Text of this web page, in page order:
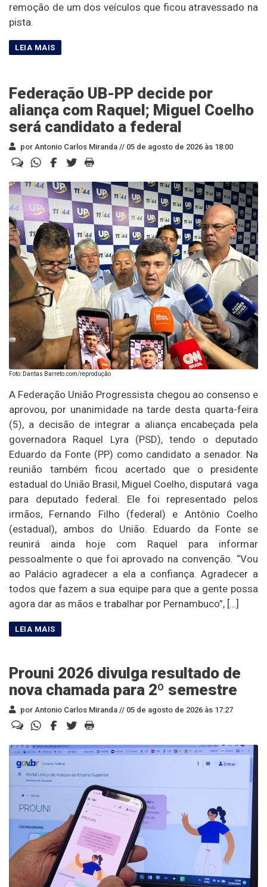
remoção de um dos veículos que ficou atravessado na
pista.
Federação UB-PP decide por
aliança com Raquel; Miguel Coelho
será candidato a federal
por Antonio Carlos Miranda // 05 de agosto de 2026 às 18:00
Foto: Dantas Barreto.com/reprodução
A Federação União Progressista chegou ao consenso e
aprovou, por unanimidade na tarde desta quarta-feira
(5), a decisão de integrar a aliança encabeçada pela
governadora Raquel Lyra (PSD), tendo o deputado
Eduardo da Fonte (PP) como candidato a senador. Na
reunião também ficou acertado que o presidente
estadual do União Brasil, Miguel Coelho, disputará vaga
para deputado federal. Ele foi representado pelos
irmãos, Fernando Filho (federal) e Antônio Coelho
(estadual), ambos do União. Eduardo da Fonte se
reunirá ainda hoje com Raquel para informar
pessoalmente o que foi aprovado na convenção. “Vou
ao Palácio agradecer a ela a confiança. Agradecer a
todos que fazem a sua equipe para que a gente possa
agora dar as mãos e trabalhar por Pernambuco”, […]
Prouni 2026 divulga resultado de
nova chamada para 2º semestre
por Antonio Carlos Miranda // 05 de agosto de 2026 às 17:27